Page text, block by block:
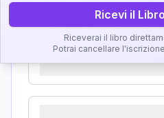
Karma Genitore-
Ricevi il
Riceverai il libro
Potrai cancellare